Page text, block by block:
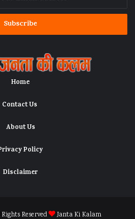
Home
Contact Us
About Us
Policy
Disclaimer
Reserved Janta Ki Kalam